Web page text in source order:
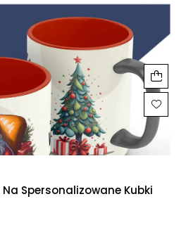
Spersonalizowane Kubki